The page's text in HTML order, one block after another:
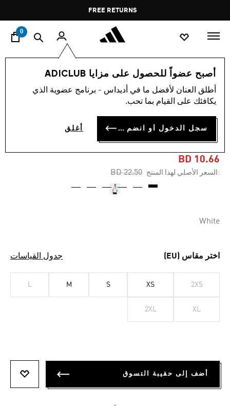
Pause
promotion
rotation
FREE RETURNS
0
أصبح عضواً للحصول على مزايا ADICLUB
أطلق العنان لأفضل ما في أديداس - برنامج عضوية الذي
يكافئك على القيام بما تحب.
سجل الدخول أو انضم الآن أغلق
النساء ملابس
-50%
تيشيرت ADICOLOR SPACER
OVERSIZED TREFOIL
BD 10.66
:السعر الأصلي لهذا المنتج Price reduced from
BD 22.50
to
White
اختر مقاس (EU) جدول القياسات
2XS
XS
S
M
L
XL
2XL
أضف إلى حقيبة التسوق